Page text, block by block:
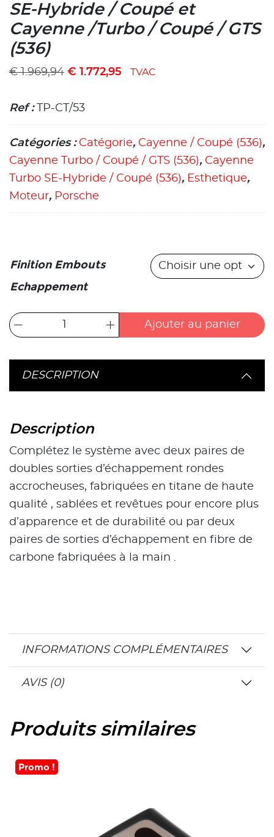
SE-Hybride / Coupé et
Cayenne /Turbo / Coupé / GTS
(536)
€1.969,94 € 1.772,95 TVAC
Ref : TP-CT/53
Catégories : Catégorie, Cayenne / Coupé (536),
Cayenne Turbo / Coupé / GTS (536), Cayenne
Turbo SE-Hybride / Coupé (536), Esthetique,
Moteur, Porsche
Finition Embouts
Echappement
Ajouter au panier
DESCRIPTION
Description
Complétez le système avec deux paires de
doubles sorties d’échappement rondes
accrocheuses, fabriquées en titane de haute
qualité , sablées et revêtues pour encore plus
d’apparence et de durabilité ou par deux
paires de sorties d’échappement en fibre de
carbone fabriquées à la main .
INFORMATIONS COMPLÉMENTAIRES
AVIS (0)
Produits similaires
Promo !